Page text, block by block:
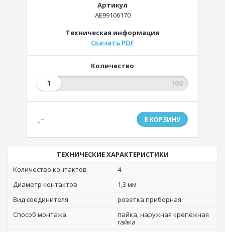
Артикул
AE99106170
Техническая информация
Скачать PDF
Количество
1
.- В КОРЗИНУ
ТЕХНИЧЕСКИЕ ХАРАКТЕРИСТИКИ
Количество контактов
4
Диаметр контактов
1,3 мм
Вид соединителя
розетка приборная
Способ монтажа
пайка, наружная крепежная
гайка